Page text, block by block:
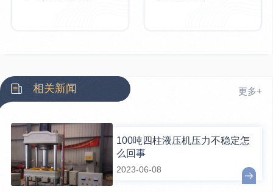
相关新闻 更多+
100吨四柱液压机压力不稳定怎
么回事
2023-06-08